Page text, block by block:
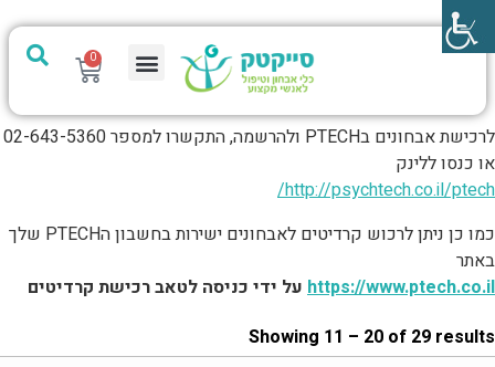
0
לרכישת אבחונים בPTECH ולהרשמה, התקשרו למספר 02-643-5360
או כנסו ללינק
http://psychtech.co.il/ptech
/
כמו כן ניתן לרכוש קרדיטים לאבחונים ישירות בחשבון הPTECH שלך
באתר
https://www.ptech.co.il על ידי כניסה לטאב רכישת קרדיטים
Showing 11 – 20 of 29 results